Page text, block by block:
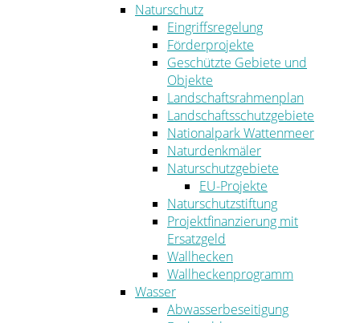
Naturschutz
Eingriffsregelung
Förderprojekte
Geschützte Gebiete und
Objekte
Landschaftsrahmenplan
Landschaftsschutzgebiete
Nationalpark Wattenmeer
Naturdenkmäler
Naturschutzgebiete
EU-Projekte
Naturschutzstiftung
Projektfinanzierung mit
Ersatzgeld
Wallhecken
Wallheckenprogramm
Wasser
Abwasserbeseitigung